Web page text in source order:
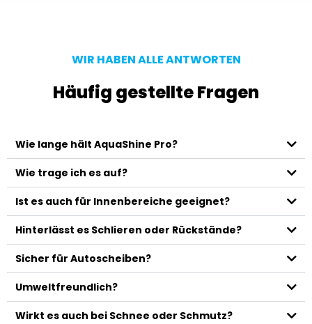
WIR HABEN ALLE ANTWORTEN​
Häufig gestellte Fragen
Wie lange hält AquaShine Pro?
Wie trage ich es auf?
Ist es auch für Innenbereiche geeignet?
Hinterlässt es Schlieren oder Rückstände?
Sicher für Autoscheiben?
Umweltfreundlich?
Wirkt es auch bei Schnee oder Schmutz?